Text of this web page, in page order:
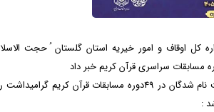
مسابقات سراسری قرآن کریم خبر داد
وی گفت : آمار تفکیکی ثبت نام شدگان در 49دوره
: